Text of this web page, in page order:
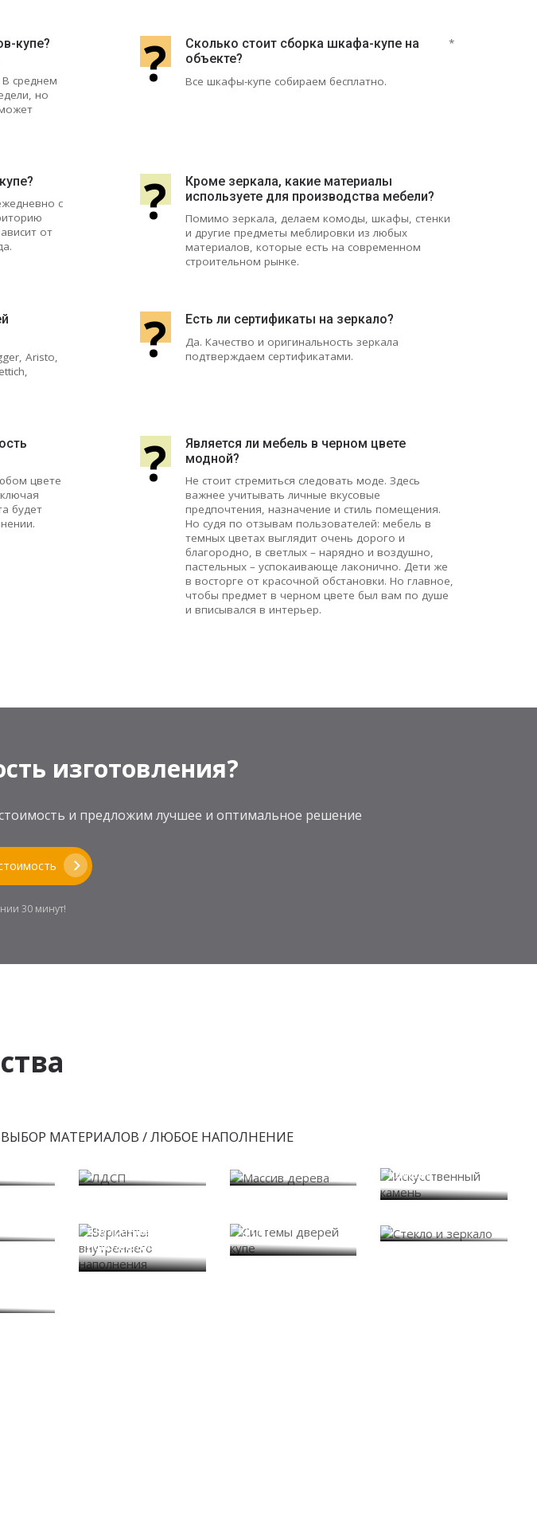
купе?
среднем
но
?
Сколько стоит сборка шкафа-купе на
объекте?
Все шкафы-купе собираем бесплатно.
*
с
от
?
Кроме зеркала, какие материалы
используете для производства мебели?
Помимо зеркала, делаем комоды, шкафы, стенки
и другие предметы меблировки из любых
материалов, которые есть на современном
строительном рынке.
Aristo,
? Есть ли сертификаты на зеркало?
Да. Качество и оригинальность зеркала
подтверждаем сертификатами.
цвете
будет
?
Является ли мебель в черном цвете
модной?
Не стоит стремиться следовать моде. Здесь
важнее учитывать личные вкусовые
предпочтения, назначение и стиль помещения.
Но судя по отзывам пользователей: мебель в
темных цветах выглядит очень дорого и
благородно, в светлых – нарядно и воздушно,
пастельных – успокаивающе лаконично. Дети же
в восторге от красочной обстановки. Но главное,
чтобы предмет в черном цвете был вам по душе
и вписывался в интерьер.
изготовления?
и предложим лучшее и оптимальное решение
30 минут!
МАТЕРИАЛОВ / ЛЮБОЕ НАПОЛНЕНИЕ
камень
внутреннего
наполнения
купе